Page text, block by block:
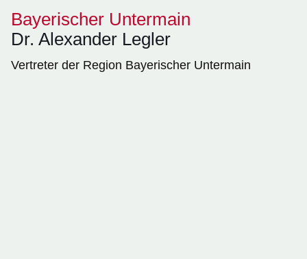
Bayerischer Untermain
Dr. Alexander Legler
Vertreter der Region Bayerischer Untermain